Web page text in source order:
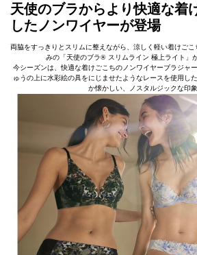
天使のブラからより快適な着
したノンワイヤーが登場
両脇をすっきりとスリムに整えながら、涼しく軽い着けごこ
みの「天使のブラ® スリムライン 極上ライト」
今シーズンは、快適な着けごこちのノンワイヤーブラジャ
ゅうの上に水彩絵の具をにじませたようなレースを使用し
か懐かしい、ノスタルジックな印象